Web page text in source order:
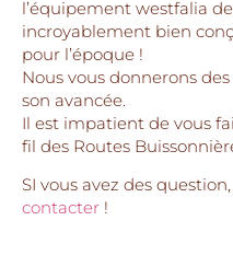
l’équipement westfalia de
incroyablement bien
pour l’époque !
Nous vous donnerons
son avancée.
Il est impatient de vous
fil des Routes
SI vous avez des
contacter !